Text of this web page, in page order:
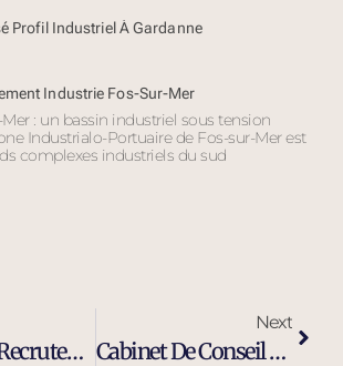
Profil Industriel À Gardanne
Industrie Fos-Sur-Mer
: un bassin industriel sous tension
Industrialo-Portuaire de Fos-sur-Mer est
complexes industriels du sud
Expert Du Recrutement D’ingénieurs Et Cadres Dirigeants À Salon-De-Provence
Next
Cabinet De Conseil En Recrutement Spécialisé Indépendant À Fos-Sur-Mer